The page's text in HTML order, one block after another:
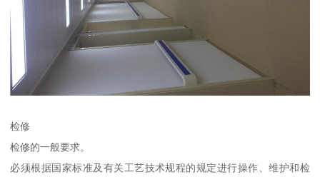
检修
检修的一般要求。
必须根据国家标准及有关工艺技术规程的规定进行操作、维护和检